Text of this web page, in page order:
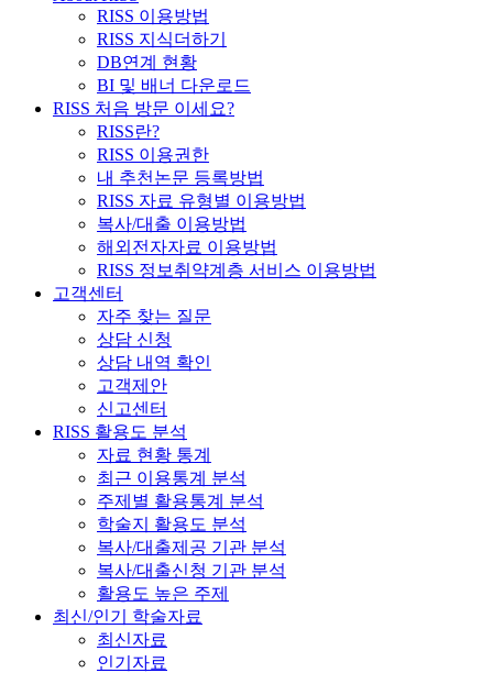
RISS 이용방법
RISS 지식더하기
DB연계 현황
BI 및 배너 다운로드
RISS 처음 방문 이세요?
RISS란?
RISS 이용권한
내 추천논문 등록방법
RISS 자료 유형별 이용방법
복사/대출 이용방법
해외전자자료 이용방법
RISS 정보취약계층 서비스 이용방법
고객센터
자주 찾는 질문
상담 신청
상담 내역 확인
고객제안
신고센터
RISS 활용도 분석
자료 현황 통계
최근 이용통계 분석
주제별 활용통계 분석
학술지 활용도 분석
복사/대출제공 기관 분석
복사/대출신청 기관 분석
활용도 높은 주제
최신/인기 학술자료
최신자료
인기자료